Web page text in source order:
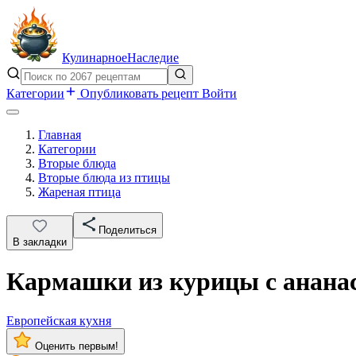
КулинарноеНаследие
Категории Опубликовать рецепт Войти
Главная
Категории
Вторые блюда
Вторые блюда из птицы
Жареная птица
В закладки
Поделиться
Кармашки из курицы с
Европейская кухня
Оценить первым!